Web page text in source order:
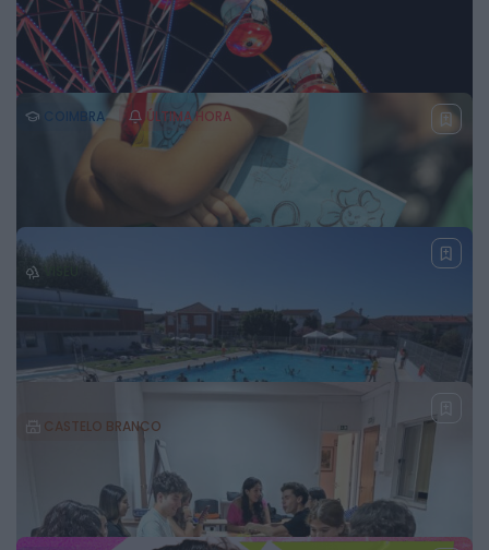
telecomunicações. GNR apreende ouro,
droga, armas e 940 quilos de cobre
6 DE AGOSTO, 2026
COIMBRA ÚLTIMA HORA
Nossa Senhora das Necessidades volta a
reunir milhares de poiarenses em três dias de
fé e tradição
CIM Viseu Dão Lafões leva promoção da
região e projetos estratégicos à Feira de São
Mateus
4 DE AGOSTO, 2026
CASTELO BRANCO
Mais de 140 crianças participam em
formação sobre direitos humanos na Sertã
4 DE AGOSTO, 2026